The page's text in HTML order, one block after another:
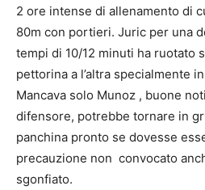
2 ore intense di allenamento di
80m con portieri. Juric per una
tempi di 10/12 minuti ha ruotato
pettorina a l’altra specialmente
Mancava solo Munoz , buone
difensore, potrebbe tornare in
panchina pronto se dovesse
precauzione non convocato
sgonfiato.